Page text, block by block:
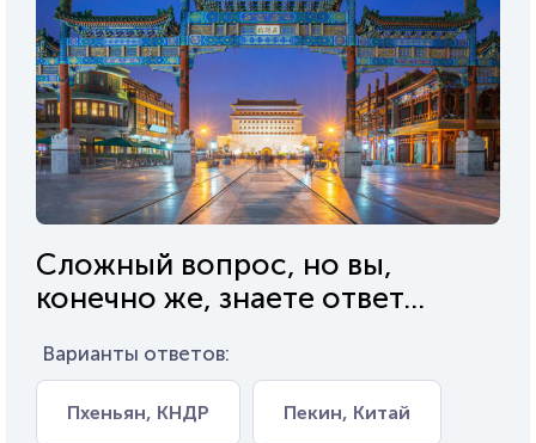
Сложный вопрос, но вы,
конечно же, знаете ответ...
Варианты ответов:
Пхеньян, КНДР Пекин, Китай